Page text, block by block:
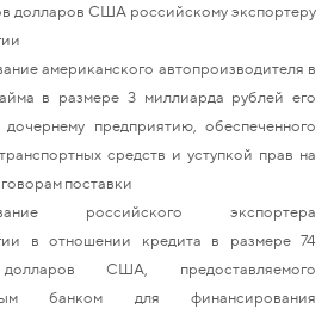
долларов США российскому экспортеру
американского автопроизводителя в
в размере 3 миллиарда рублей его
дочернему предприятию, обеспеченного
средств и уступкой прав на
поставки
российского экспортера
в отношении кредита в размере 74
США, предоставляемого
банком для финансирования